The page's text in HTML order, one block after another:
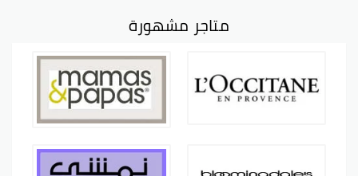
متاجر مشهورة